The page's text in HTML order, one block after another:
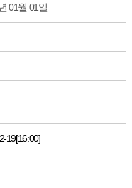
01월 01일
19[16:00]